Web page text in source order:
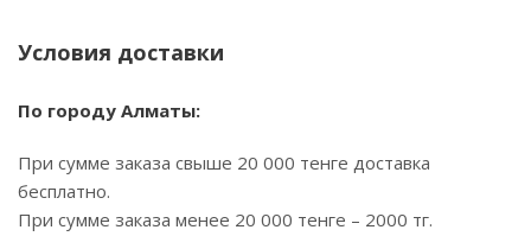
Условия доставки
По городу Алматы:
При сумме заказа свыше 20 000 тенге доставка
бесплатно.
При сумме заказа менее 20 000 тенге – 2000 тг.